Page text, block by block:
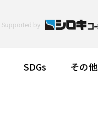
Supported by
SDGs その他